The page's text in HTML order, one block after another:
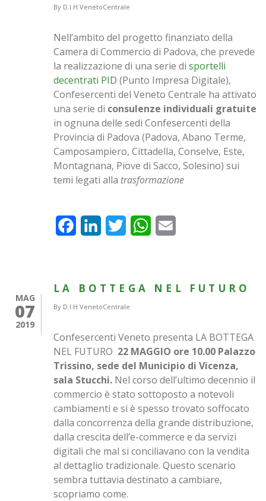
By D.I.H.VenetoCentrale
Nell’ambito del progetto finanziato della
Camera di Commercio di Padova, che prevede
la realizzazione di una serie di sportelli
decentrati PID (Punto Impresa Digitale),
Confesercenti del Veneto Centrale ha attivato
una serie di consulenze individuali gratuite
in ognuna delle sedi Confesercenti della
Provincia di Padova (Padova, Abano Terme,
Camposampiero, Cittadella, Conselve, Este,
Montagnana, Piove di Sacco, Solesino) sui
temi legati alla trasformazione
FacebookLinkedInTwitter WhatsApp
MAG
07
2019
LA BOTTEGA NEL FUTURO
By D.I.H.VenetoCentrale
Confesercenti Veneto presenta LA BOTTEGA
NEL FUTURO 22 MAGGIO ore 10.00 Palazzo
Trissino, sede del Municipio di Vicenza,
sala Stucchi. Nel corso dell’ultimo decennio il
commercio è stato sottoposto a notevoli
cambiamenti e si è spesso trovato soffocato
dalla concorrenza della grande distribuzione,
dalla crescita dell’e-commerce e da servizi
digitali che mal si conciliavano con la vendita
al dettaglio tradizionale. Questo scenario
sembra tuttavia destinato a cambiare,
scopriamo come.